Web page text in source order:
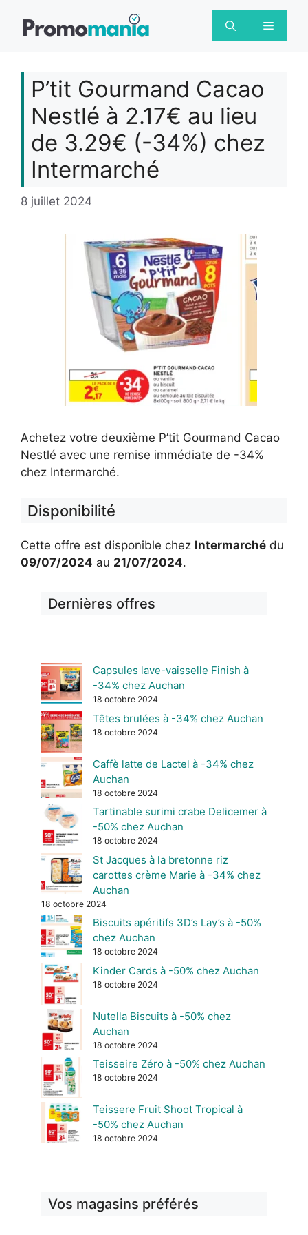
Menu
P’tit Gourmand Cacao
Nestlé à 2.17€ au lieu
de 3.29€ (-34%) chez
Intermarché
8 juillet 2024
Achetez votre deuxième P’tit Gourmand Cacao
Nestlé avec une remise immédiate de -34%
chez Intermarché.
Disponibilité
Cette offre est disponible chez Intermarché du
09/07/2024 au 21/07/2024.
Dernières offres
Capsules lave-vaisselle Finish à
-34% chez Auchan
18 octobre 2024
Têtes brulées à -34% chez Auchan
18 octobre 2024
Caffè latte de Lactel à -34% chez
Auchan
18 octobre 2024
Tartinable surimi crabe Delicemer à
-50% chez Auchan
18 octobre 2024
St Jacques à la bretonne riz
carottes crème Marie à -34% chez
Auchan
18 octobre 2024
Biscuits apéritifs 3D’s Lay’s à -50%
chez Auchan
18 octobre 2024
Kinder Cards à -50% chez Auchan
18 octobre 2024
Nutella Biscuits à -50% chez
Auchan
18 octobre 2024
Teisseire Zéro à -50% chez Auchan
18 octobre 2024
Teissere Fruit Shoot Tropical à
-50% chez Auchan
18 octobre 2024
Vos magasins préférés